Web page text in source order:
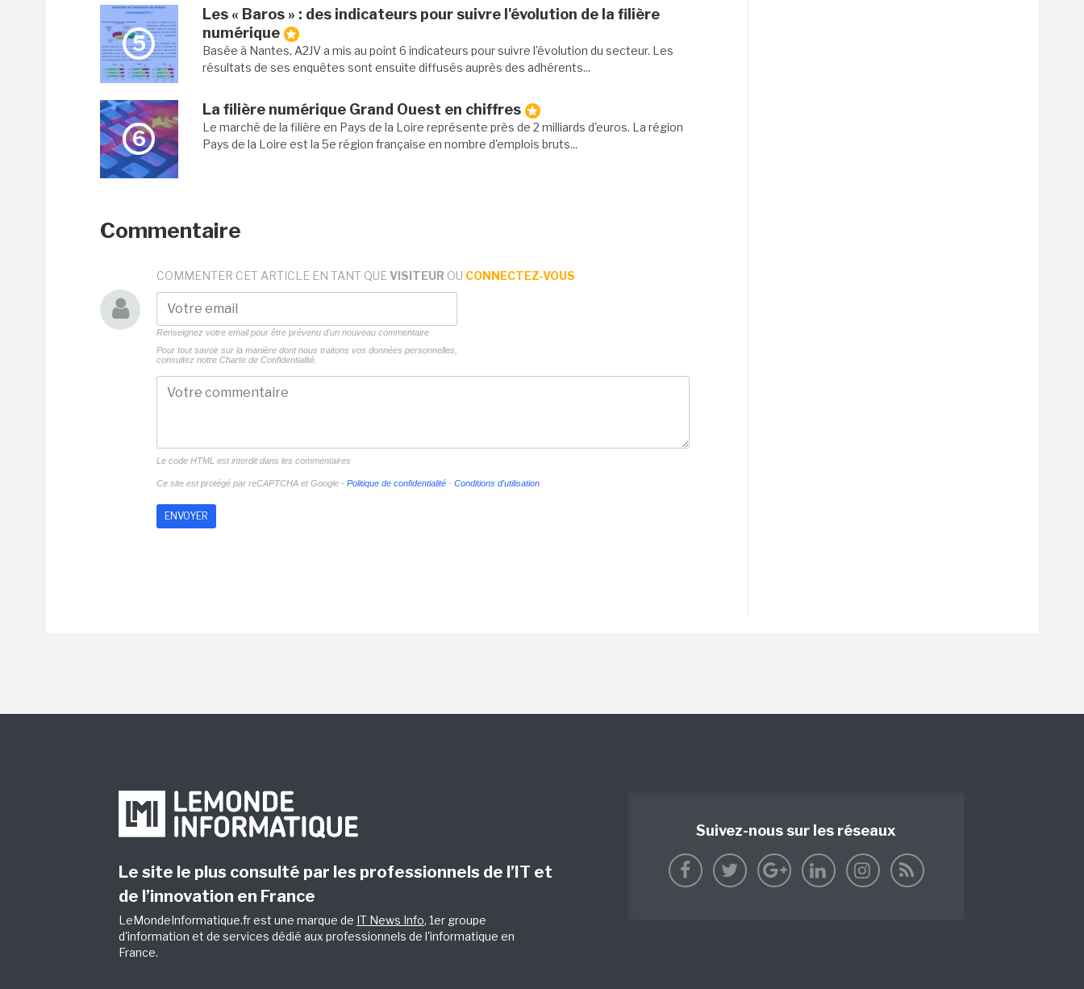
5
Les « Baros » : des indicateurs pour suivre l'évolution de la filière
numérique
Basée à Nantes, A2JV a mis au point 6 indicateurs pour suivre l'évolution du secteur. Les
résultats de ses enquêtes sont ensuite diffusés auprès des adhérents...
6
La filière numérique Grand Ouest en chiffres
Le marché de la filière en Pays de la Loire représente près de 2 milliards d'euros. La région
Pays de la Loire est la 5e région française en nombre d'emplois bruts...
Commentaire
COMMENTER CET ARTICLE EN TANT QUE VISITEUR OU CONNECTEZ-VOUS
Renseignez votre email pour être prévenu d'un nouveau commentaire
Pour tout savoir sur la manière dont nous traitons vos données personnelles,
consultez notre Charte de Confidentialité.
Le code HTML est interdit dans les commentaires
Ce site est protégé par reCAPTCHA et Google - Politique de confidentialité - Conditions d'utilisation
Le site le plus consulté par les professionnels de l’IT et
de l’innovation en France
LeMondeInformatique.fr est une marque de IT News Info, 1er groupe
d'information et de services dédié aux professionnels de l'informatique en
France.
Suivez-nous sur les réseaux